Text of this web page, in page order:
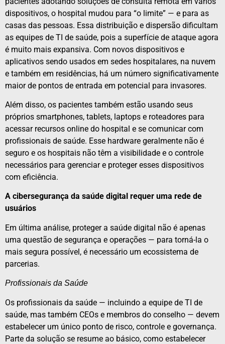
dispositivos, o hospital mudou para “o limite” — e para as
casas das pessoas. Essa distribuição e dispersão dificultam
as equipes de TI de saúde, pois a superfície de ataque agora
é muito mais expansiva. Com novos dispositivos e
aplicativos sendo usados em sedes hospitalares, na nuvem
e também em residências, há um número significativamente
maior de pontos de entrada em potencial para invasores.
Além disso, os pacientes também estão usando seus
próprios smartphones, tablets, laptops e roteadores para
acessar recursos online do hospital e se comunicar com
profissionais de saúde. Esse hardware geralmente não é
seguro e os hospitais não têm a visibilidade e o controle
necessários para gerenciar e proteger esses dispositivos
com eficiência.
A cibersegurança da saúde digital requer uma rede de
usuários
Em última análise, proteger a saúde digital não é apenas
uma questão de segurança e operações — para torná-la o
mais segura possível, é necessário um ecossistema de
parcerias.
Profissionais da Saúde
Os profissionais da saúde — incluindo a equipe de TI de
saúde, mas também CEOs e membros do conselho — devem
estabelecer um único ponto de risco, controle e governança.
Parte da solução se resume ao básico, como estabelecer